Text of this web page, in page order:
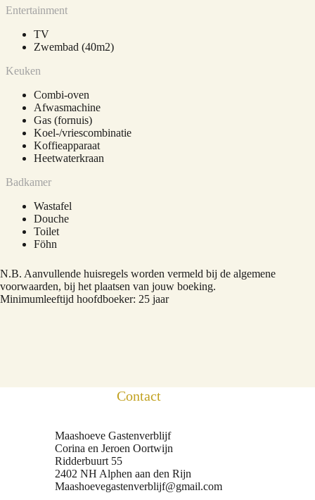
Entertainment
TV
Zwembad (40m2)
Keuken
Combi-oven
Afwasmachine
Gas (fornuis)
Koel-/vriescombinatie
Koffieapparaat
Heetwaterkraan
Badkamer
Wastafel
Douche
Toilet
Föhn
N.B. Aanvullende huisregels worden vermeld bij de algemene
voorwaarden, bij het plaatsen van jouw boeking.
Minimumleeftijd hoofdboeker: 25 jaar
Contact
Maashoeve Gastenverblijf
Corina en Jeroen Oortwijn
Ridderbuurt 55
2402 NH Alphen aan den Rijn
Maashoevegastenverblijf@gmail.com